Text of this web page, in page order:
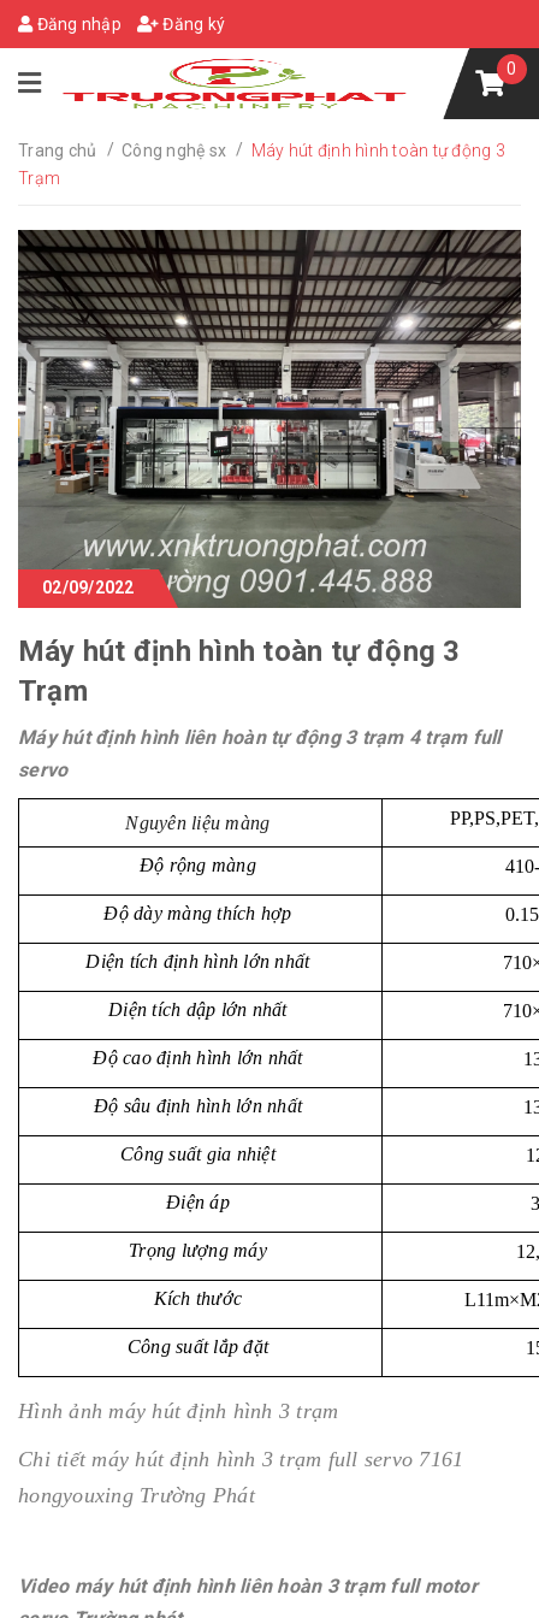
Đăng nhập Đăng ký
0
Trang chủ / Công nghệ sx / Máy hút định hình toàn tự động 3
Trạm
02/09/2022
Máy hút định hình toàn tự động 3
Trạm
Máy hút định hình liên hoàn tự động 3 trạm 4 trạm full
servo
Nguyên liệu màng
Độ rộng màng
Độ dày màng thích hợp
Diện tích định hình lớn nhất
Diện tích dập lớn nhất
Độ cao định hình lớn nhất
Độ sâu định hình lớn nhất
Công suất gia nhiệt
Điện áp
Trọng lượng máy
Kích thước
Công suất lắp đặt
Hình ảnh máy hút định hình 3 trạm
Chi tiết máy hút định hình 3 trạm full servo 7161
hongyouxing Trường Phát
Video máy hút định hình liên hoàn 3 trạm full motor